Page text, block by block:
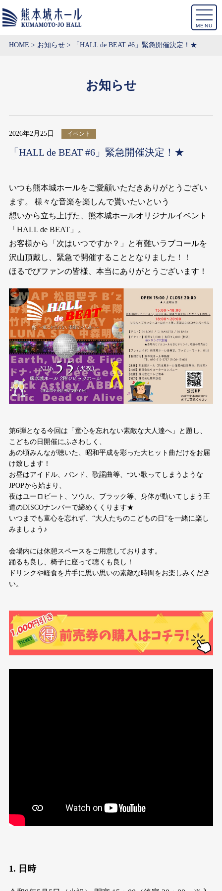
MENU
HOME お知らせ 「HALL de BEAT #6」緊急開催決定！★
お知らせ
2026年2月25日 イベント
「HALL de BEAT #6」緊急開催決定！★
いつも熊本城ホールをご愛顧いただきありがとうござい
ます。 様々な音楽を楽しんで貰いたいという
想いから立ち上げた、熊本城ホールオリジナルイベント
「HALL de BEAT」。
お客様から「次はいつですか？」と有難いラブコールを
沢山頂戴し、緊急で開催することとなりました！！
ほるでびファンの皆様、本当にありがとうございます！
第6弾となる今回は「童心を忘れない素敵な大人達へ」と題し、
こどもの日開催にふさわしく、
あの頃みんなが聴いた、昭和平成を彩った大ヒット曲だけをお届
け致します！
お昼はアイドル、バンド、歌謡曲等、つい歌ってしまうような
JPOPから始まり、
夜はユーロビート、ソウル、ブラック等、身体が動いてしまう王
道のDISCOナンバーで締めくくります★
いつまでも童心を忘れず、“大人たちのこどもの日”を一緒に楽し
みましょう♪
会場内には休憩スペースをご用意しております。
踊るも良し、椅子に座って聴くも良し！
ドリンクや軽食を片手に思い思いの素敵な時間をお楽しみくださ
い。
1. 日時